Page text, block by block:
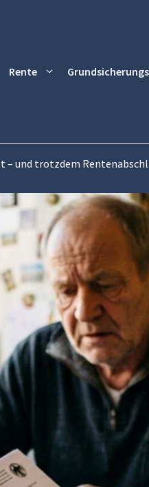
Rente
– und trotzdem